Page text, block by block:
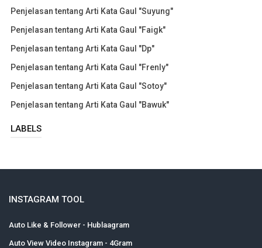
Penjelasan tentang Arti Kata Gaul "Suyung"
Penjelasan tentang Arti Kata Gaul "Faigk"
Penjelasan tentang Arti Kata Gaul "Dp"
Penjelasan tentang Arti Kata Gaul "Frenly"
Penjelasan tentang Arti Kata Gaul "Sotoy"
Penjelasan tentang Arti Kata Gaul "Bawuk"
LABELS
INSTAGRAM TOOL
Auto Like & Follower - Hublaagram
Auto View Video Instagram - 4Gram